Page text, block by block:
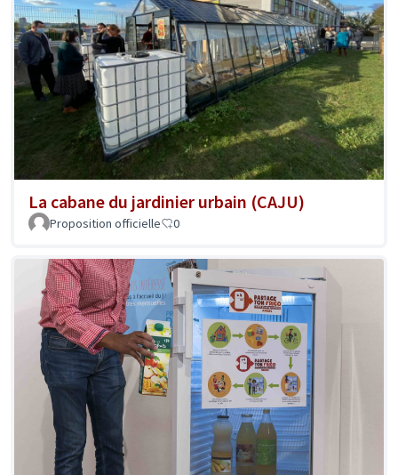
La cabane du jardinier urbain (CAJU)
Proposition officielle 0